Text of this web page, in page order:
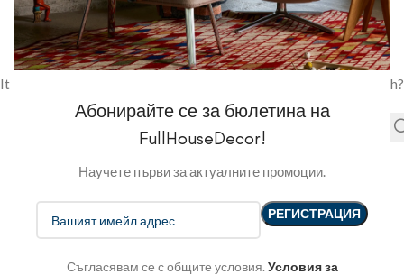
Абонирайте се за бюлетина на
FullHouseDecor!
Научете първи за актуалните промоции.
Съгласявам се с общите условия. Условия за
This is somewhat embarrassing, isn’t it?
It looks like nothing was found at this location. Maybe try a search?